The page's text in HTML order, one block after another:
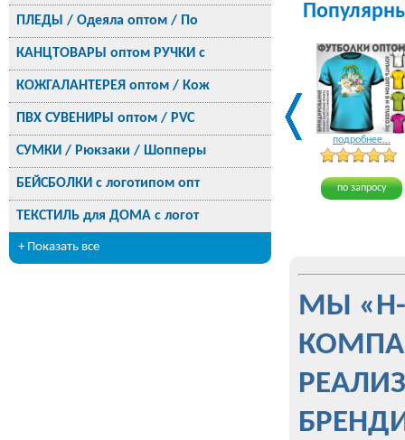
ПЛЕДЫ / Одеяла оптом / По
КАНЦТОВАРЫ оптом РУЧКИ с
КОЖГАЛАНТЕРЕЯ оптом / Кож
ПВХ СУВЕНИРЫ оптом / PVC
СУМКИ / Рюкзаки / Шопперы
БЕЙСБОЛКИ с логотипом опт
ТЕКСТИЛЬ для ДОМА с логот
+ Показать все
подробнее...
по запросу
МЫ